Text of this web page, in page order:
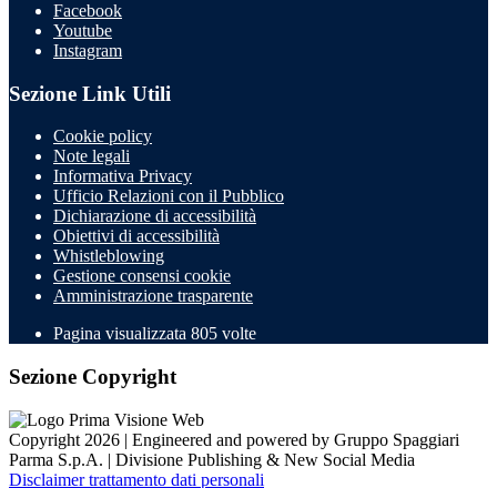
Facebook
Youtube
Instagram
Sezione Link Utili
Cookie policy
Note legali
Informativa Privacy
Ufficio Relazioni con il Pubblico
Dichiarazione di accessibilità
Obiettivi di accessibilità
Whistleblowing
Gestione consensi cookie
Amministrazione trasparente
Pagina visualizzata 805 volte
Sezione Copyright
Copyright 2026 | Engineered and powered by Gruppo Spaggiari
Parma S.p.A. | Divisione Publishing & New Social Media
Disclaimer trattamento dati personali